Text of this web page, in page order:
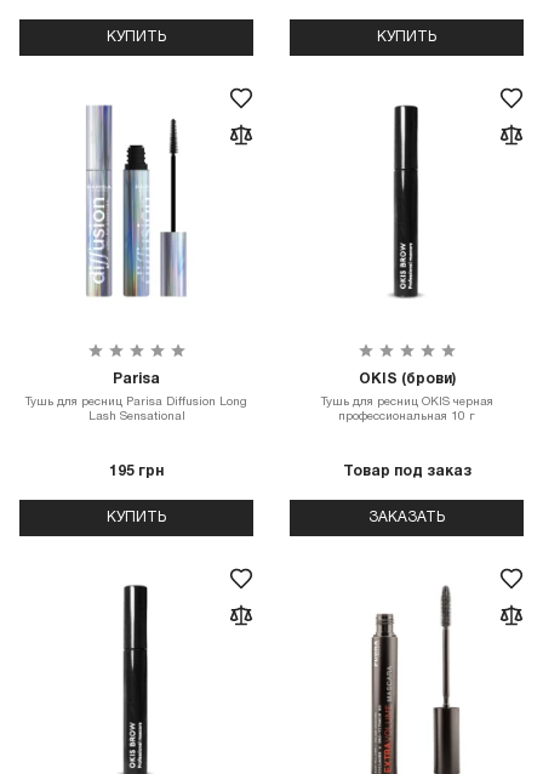
КУПИТЬ КУПИТЬ
Parisa
Тушь для ресниц Parisa Diffusion Long
Lash Sensational
195 грн
КУПИТЬ
OKIS (брови)
Тушь для ресниц OKIS черная
профессиональная 10 г
Товар под заказ
ЗАКАЗАТЬ